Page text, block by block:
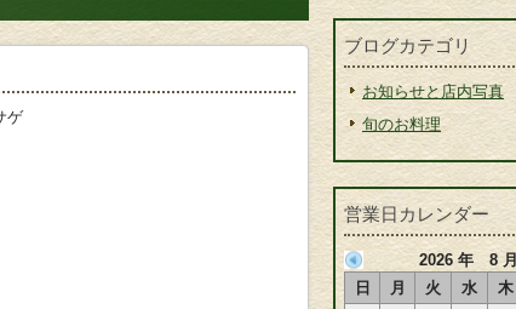
ゲ
ブログカテゴリ
お知らせと店内写真
旬のお料理
営業日カレンダー
2026 年 8 月
日
月 火 水 木